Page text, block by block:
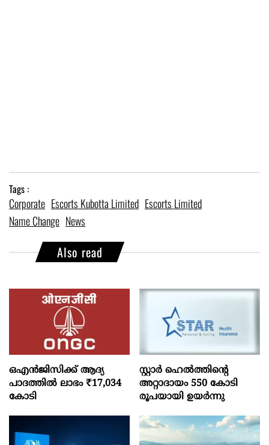
Tags :
Corporate Escorts Kubotta Limited Escorts Limited
Name Change News
Also read
ഒഎന്‍ജിസിക്ക് ആദ്യ
പാദത്തില്‍ ലാഭം ₹17,034
കോടി
സ്റ്റാർ ഹെൽത്തിന്റെ
അറ്റാദായം 550 കോടി
രൂപയായി ഉയർന്നു